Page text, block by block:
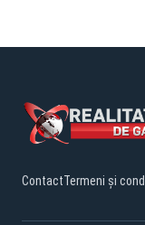
ContactTermeni și